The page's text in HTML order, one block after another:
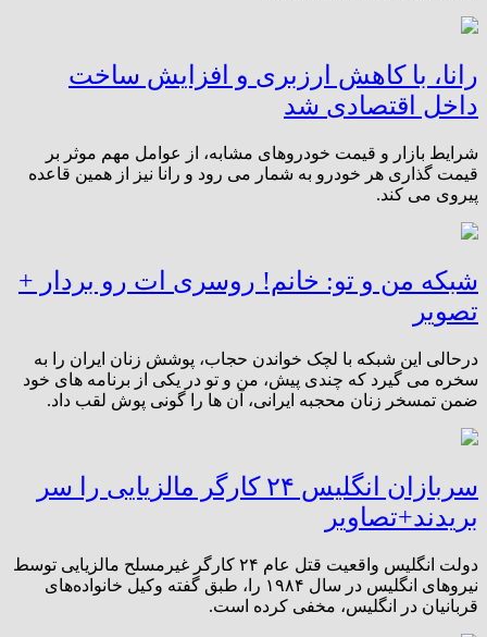
رانا، با کاهش ارزبری و افزایش ساخت
داخل اقتصادی شد
شرایط بازار و قیمت خودروهای مشابه، از عوامل مهم موثر بر
قیمت گذاری هر خودرو به شمار می رود و رانا نیز از همین قاعده
پیروی می کند.
شبکه من و تو: خانم! روسری ات رو بردار +
تصویر
درحالی این شبکه با لچک خواندن حجاب، پوشش زنان ایران را به
سخره می گیرد که چندی پیش، من و تو در یکی از برنامه های خود
ضمن تمسخر زنان محجبه ایرانی، آن ها را گونی پوش لقب داد.
سربازان انگلیس ۲۴ کارگر مالزیایی را سر
بریدند+تصاویر
دولت انگلیس واقعیت قتل عام ۲۴ کارگر غیرمسلح مالزیایی توسط
نیروهای انگلیس در سال ۱۹۸۴ را، طبق گفته وکیل خانواده‌های
قربانیان در انگلیس، مخفی کرده است.